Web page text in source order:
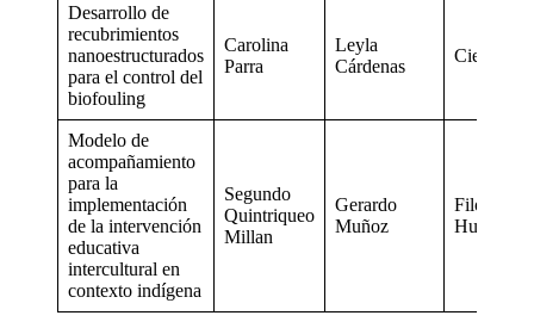
Desarrollo de
recubrimientos
nanoestructurados
para el control del
biofouling
Carolina
Parra
Leyla
Cárdenas
Ciencias
Modelo de
acompañamiento
para la
implementación
de la intervención
educativa
intercultural en
contexto indígena
Segundo
Quintriqueo
Millan
Gerardo
Muñoz
Filosofía y